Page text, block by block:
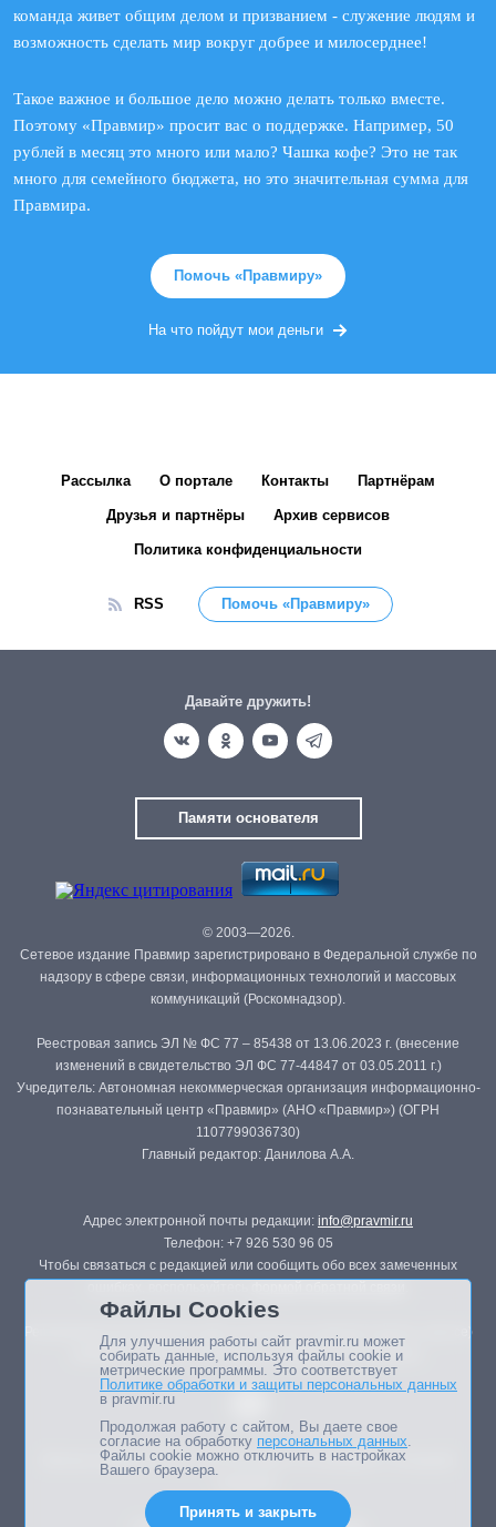
команда живет общим делом и призванием - служение людям и
возможность сделать мир вокруг добрее и милосерднее!
Такое важное и большое дело можно делать только вместе.
Поэтому «Правмир» просит вас о поддержке. Например, 50
рублей в месяц это много или мало? Чашка кофе? Это не так
много для семейного бюджета, но это значительная сумма для
Правмира.
Помочь «Правмиру»
На что пойдут мои деньги
Рассылка О портале Контакты Партнёрам
Друзья и партнёры Архив сервисов
Политика конфиденциальности
RSS Помочь «Правмиру»
Давайте дружить!
Памяти основателя
© 2003—2026.
Сетевое издание Правмир зарегистрировано в Федеральной службе по
надзору в сфере связи, информационных технологий и массовых
коммуникаций (Роскомнадзор).
Реестровая запись ЭЛ № ФС 77 – 85438 от 13.06.2023 г. (внесение
изменений в свидетельство ЭЛ ФС 77-44847 от 03.05.2011 г.)
Учредитель: Автономная некоммерческая организация информационно-
познавательный центр «Правмир» (АНО «Правмир») (ОГРН
1107799036730)
Главный редактор: Данилова А.А.
Адрес электронной почты редакции: info@pravmir.ru
Телефон: +7 926 530 96 05
Чтобы связаться с редакцией или сообщить обо всех замеченных
Републикация материалов сайта в печатных изданиях (книгах, прессе)
возможна только с письменного разрешения редакции.
Мнение авторов статей портала может не совпадать с позицией
Файлы Cookies
Для улучшения работы сайт pravmir.ru может
собирать данные, используя файлы cookie и
метрические программы. Это соответствует
Политике обработки и защиты персональных данных
в pravmir.ru
Продолжая работу с сайтом, Вы даете свое
согласие на обработку персональных данных.
Файлы cookie можно отключить в настройках
Вашего браузера.
Принять и закрыть